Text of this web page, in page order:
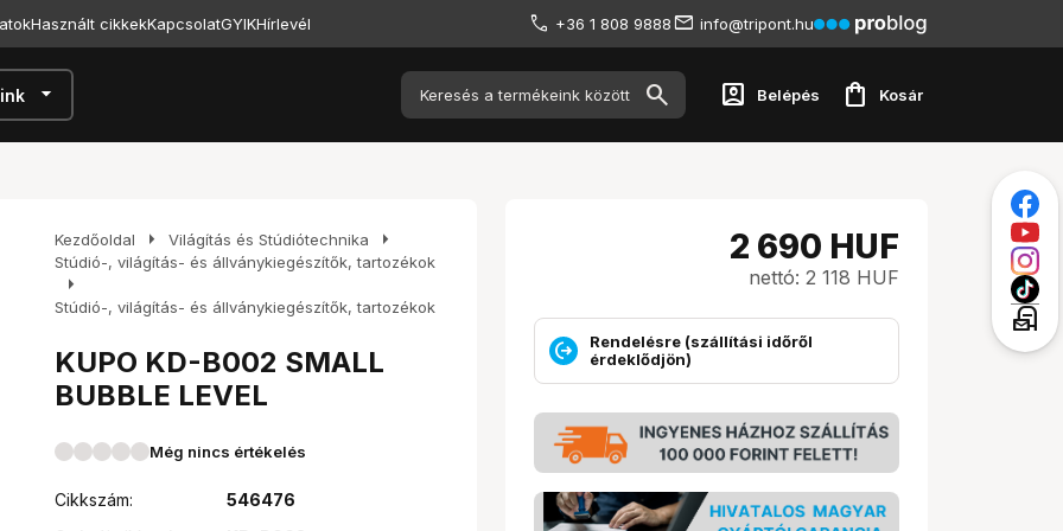
Használt cikkekKapcsolatGYIKHírlevél +36 1 808 9888 info@tripont.hu
arrow_drop_down account_box Belépés shopping_bag Kosár
Kezdőoldal arrow_right Világítás és Stúdiótechnika arrow_right
Stúdió-, világítás- és állványkiegészítők, tartozékok
arrow_right
Stúdió-, világítás- és állványkiegészítők, tartozékok
KUPO KD-B002 SMALL
BUBBLE LEVEL
Még nincs értékelés
Cikkszám:
546476
2 690 HUF
nettó: 2 118 HUF
Rendelésre (szállítási időről
érdeklődjön)
local_post_office